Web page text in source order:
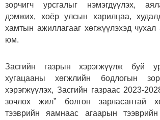
зорчигч урсгалыг нэмэгдүүлэх,
дэмжих, хоёр улсын харилцаа,
хамтын ажиллагааг хөгжүүлэхэд чухал
юм.
Засгийн газрын хэрэгжүүлж буй
хугацааны хөгжлийн бодлогын
хэрэгжүүлэх, Засгийн газраас 2023-
зочлох жил” болгон зарласантай
тээврийн яамнаас агаарын